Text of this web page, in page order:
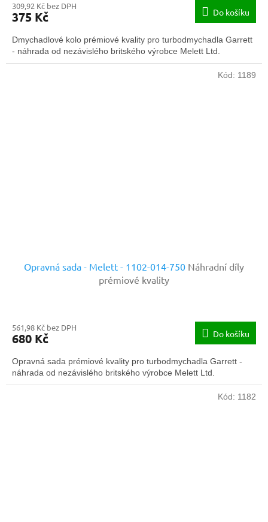
309,92 Kč bez DPH
375 Kč Do košíku
Dmychadlové kolo prémiové kvality pro turbodmychadla Garrett
- náhrada od nezávislého britského výrobce Melett Ltd.
Opravná sada - Melett - 1102-014-750 Náhradní díly
prémiové kvality
561,98 Kč bez DPH
680 Kč Do košíku
Opravná sada prémiové kvality pro turbodmychadla Garrett -
náhrada od nezávislého britského výrobce Melett Ltd.
Kód: 1189
Kód: 1182